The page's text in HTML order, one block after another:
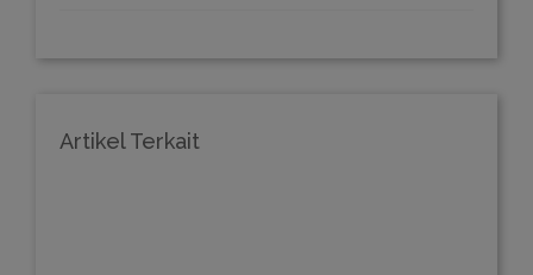
Artikel Terkait